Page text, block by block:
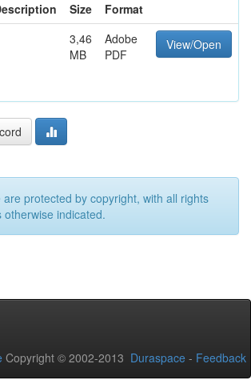
Size
Format
3,46
MB
Adobe
PDF
View/Open
are protected by copyright, with all rights
otherwise indicated.
Copyright © 2002-2013 Duraspace - Feedback